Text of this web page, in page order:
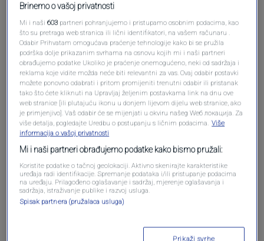
Oglas
Oglas
Brinemo o vašoj privatnosti
Mi i naši603 partneri pohranjujemo i pristupamo osobnim podacima, kao
što su pretraga web stranica ili lični identifikatori, na vašem računaru .
Odabir Prihvatam omogućava praćenje tehnologije kako bi se pružila
podrška dolje prikazanim svrhama na osnovu kojih mi i naši partneri
obrađujemo podatke Ukoliko je praćenje onemogućeno, neki od sadržaja i
reklama koje vidite možda neće biti relevantni za vas. Ovaj odabir postavki
možete ponovno odabrati i pritom promijeniti trenutni odabir ili pristanak
tako što ćete kliknuti na Upravljaj željenim postavkama link na dnu ove
web stranice [ili plutajuću ikonu u donjem lijevom dijelu web stranice, ako
je primjenjivo]. Vaš odabir će se mijenjati u okviru našeg Wеб локација. Za
više detalja, pogledajte Uredbu o postupanju s ličnim podacima. Više
informacija o vašoj privatnosti
Mi i naši partneri obrađujemo podatke kako bismo pružali:
Koristite podatke o tačnoj geolokaciji. Aktivno skenirajte karakteristike
uređaja radi identifikacije. Spremanje podataka i/ili pristupanje podacima
na uređaju. Prilagođeno oglašavanje i sadržaj, mjerenje oglašavanja i
sadržaja, istraživanje publike i razvoj usluga.
Spisak partnera (pružalaca usluga)
Prikaži svrhe